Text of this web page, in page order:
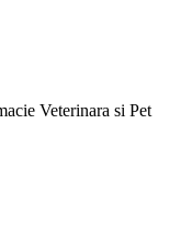
Veterinara si Pet